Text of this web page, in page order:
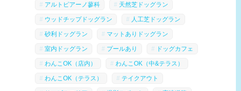
アルトピアーノ蓼科 天然芝ドッグラン
ウッドチップドッグラン 人工芝ドッグラン
砂利ドッグラン マットありドッグラン
室内ドッグラン プールあり ドッグカフェ
わんこOK（店内） わんこOK（中&テラス）
わんこOK（テラス） テイクアウト